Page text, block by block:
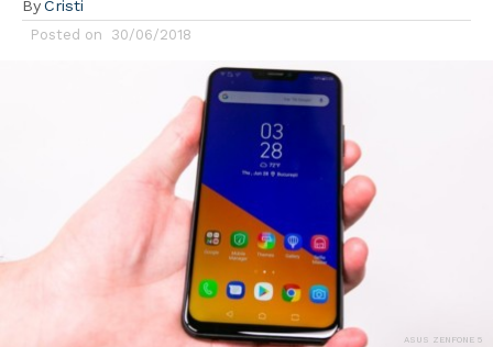
By Cristi
Posted on 30/06/2018
ASUS ZENFONE 5